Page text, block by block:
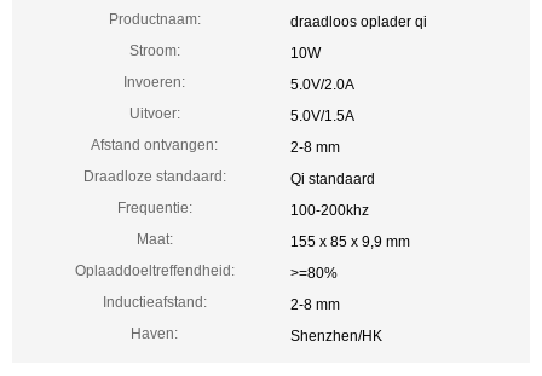
Productnaam:
draadloos oplader qi
Stroom:
10W
Invoeren:
5.0V/2.0A
Uitvoer:
5.0V/1.5A
Afstand ontvangen:
2-8 mm
Draadloze standaard:
Qi standaard
Frequentie:
100-200khz
Maat:
155 x 85 x 9,9 mm
Oplaaddoeltreffendheid:
>=80%
Inductieafstand:
2-8 mm
Haven:
Shenzhen/HK